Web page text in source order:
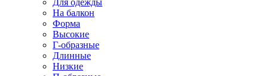
Для одежды
На балкон
Форма
Высокие
Г-образные
Длинные
Низкие